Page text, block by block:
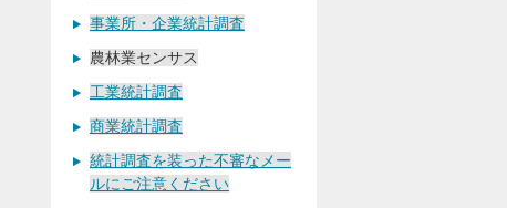
事業所・企業統計調査
農林業センサス
工業統計調査
商業統計調査
統計調査を装った不審なメー
ルにご注意ください